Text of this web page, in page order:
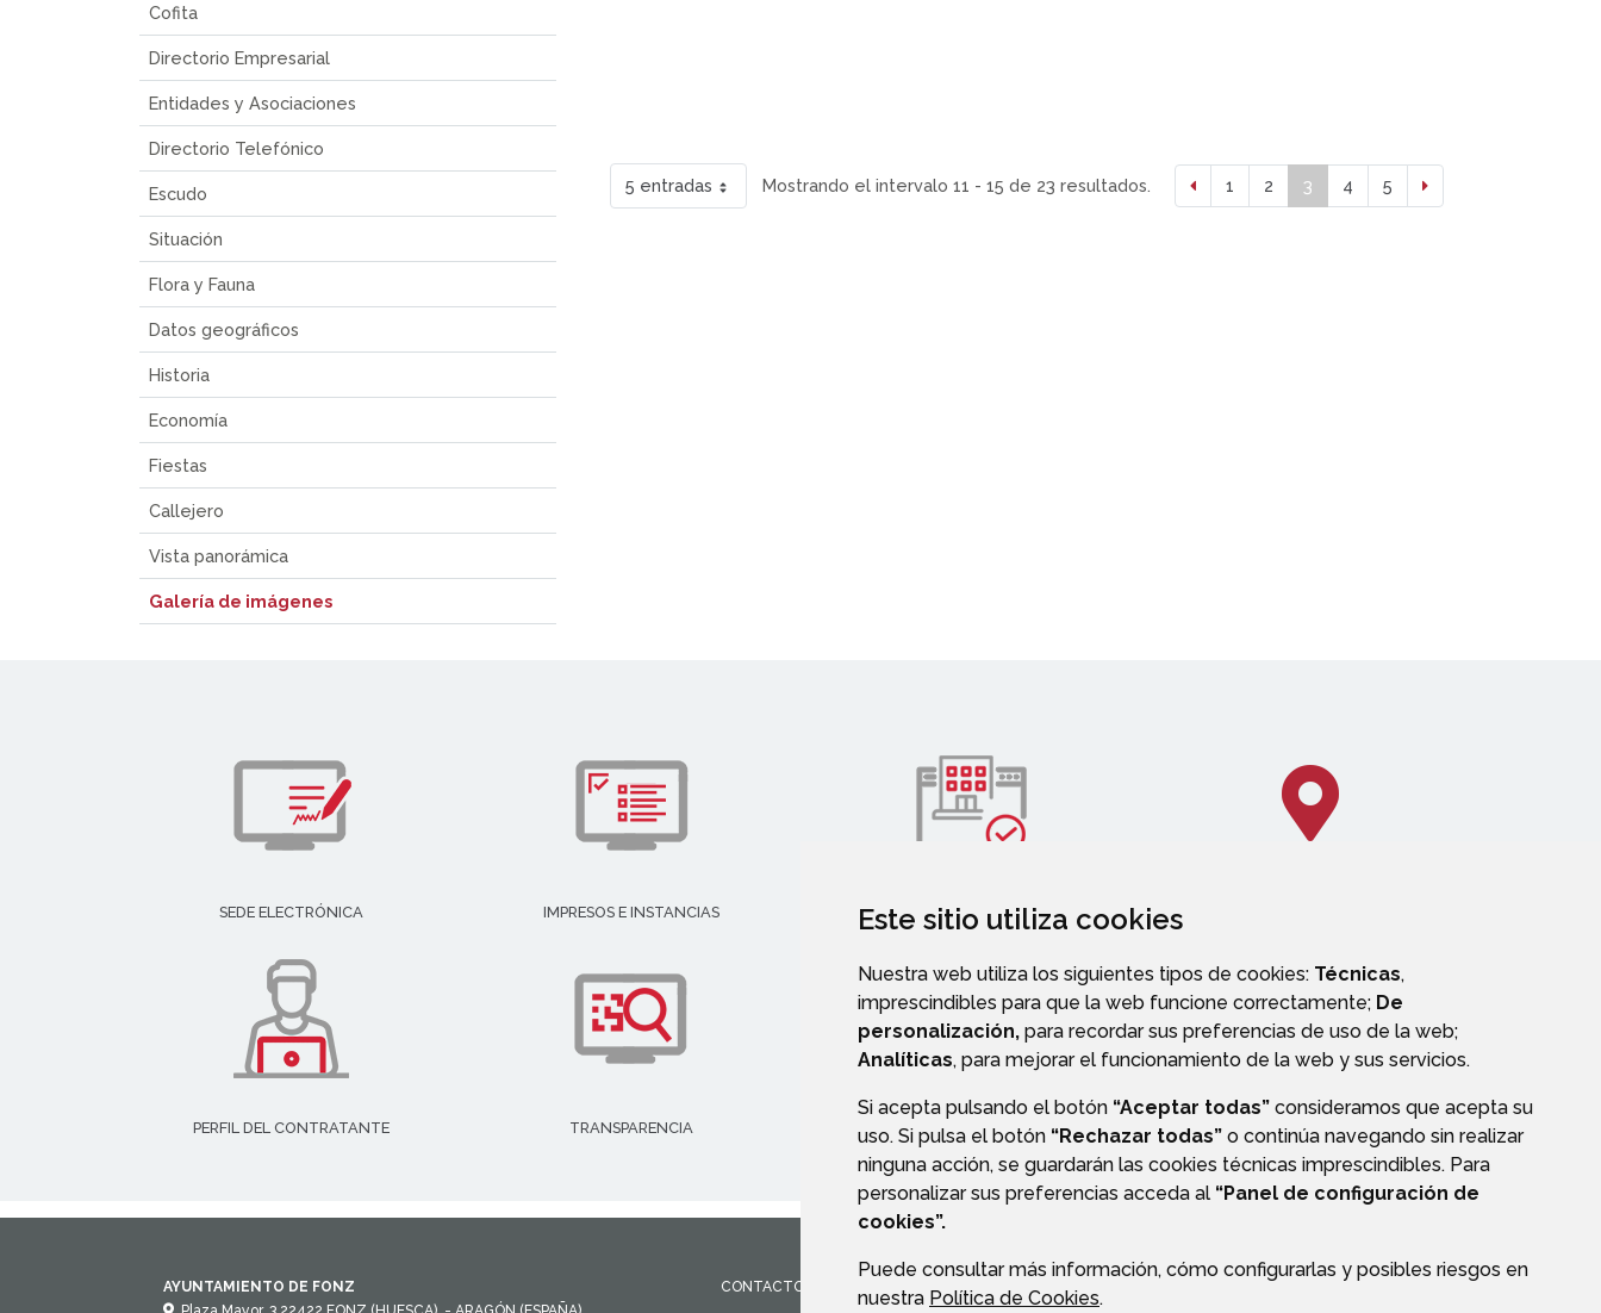
Este sitio utiliza cookies
Nuestra web utiliza los siguientes tipos de cookies: Técnicas,
imprescindibles para que la web funcione correctamente; De
personalización, para recordar sus preferencias de uso de la web;
Analíticas, para mejorar el funcionamiento de la web y sus servicios.
Si acepta pulsando el botón “Aceptar todas” consideramos que acepta su
uso. Si pulsa el botón “Rechazar todas” o continúa navegando sin realizar
ninguna acción, se guardarán las cookies técnicas imprescindibles. Para
personalizar sus preferencias acceda al “Panel de configuración de
cookies”.
Puede consultar más información, cómo configurarlas y posibles riesgos en
nuestra Política de Cookies.
Cofita
Directorio Empresarial
Entidades y Asociaciones
Directorio Telefónico
Escudo
Situación
Flora y Fauna
Datos geográficos
Historia
Economía
Fiestas
Callejero
Vista panorámica
Galería de imágenes
5 entradas Mostrando el intervalo 11 - 15 de 23 resultados. 1 2 3 4 5
SEDE ELECTRÓNICA IMPRESOS E INSTANCIAS
DIRECTORIO EMPRESARIAL
PERFIL DEL CONTRATANTE TRANSPARENCIA VALIDACIÓN DE DOCUMENTOS
AYUNTAMIENTO DE FONZ
CONTACTO ACCESIBILIDAD POLÍTICA DE COOKIES